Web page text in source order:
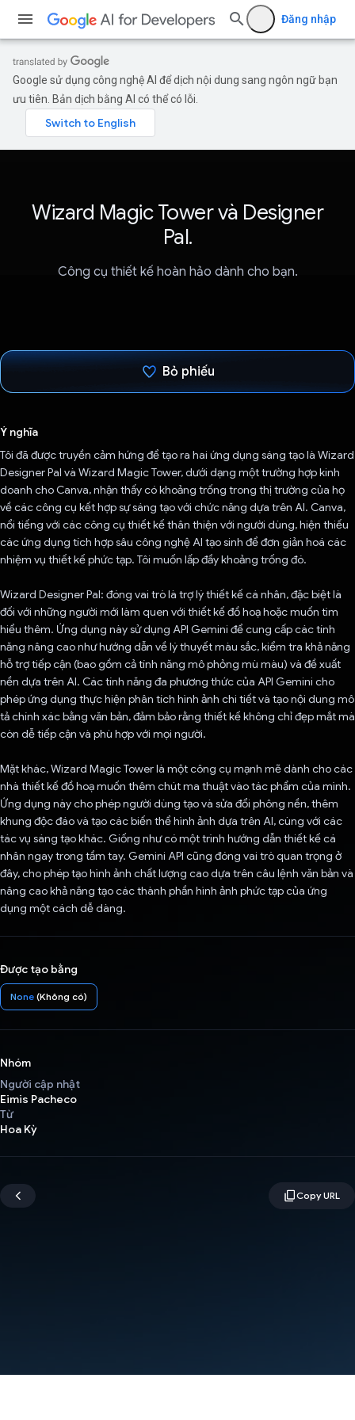
Đăng nhập
Google sử dụng công nghệ AI để dịch nội dung sang ngôn ngữ bạn
ưu tiên. Bản dịch bằng AI có thể có lỗi.
Wizard Magic Tower và Designer
Pal.
Công cụ thiết kế hoàn hảo dành cho bạn.
Bỏ phiếu
Ý nghĩa
Tôi đã được truyền cảm hứng để tạo ra hai ứng dụng sáng tạo là Wizard
Designer Pal và Wizard Magic Tower, dưới dạng một trường hợp kinh
doanh cho Canva, nhận thấy có khoảng trống trong thị trường của họ
về các công cụ kết hợp sự sáng tạo với chức năng dựa trên AI. Canva,
nổi tiếng với các công cụ thiết kế thân thiện với người dùng, hiện thiếu
các ứng dụng tích hợp sâu công nghệ AI tạo sinh để đơn giản hoá các
nhiệm vụ thiết kế phức tạp. Tôi muốn lấp đầy khoảng trống đó.
Wizard Designer Pal: đóng vai trò là trợ lý thiết kế cá nhân, đặc biệt là
đối với những người mới làm quen với thiết kế đồ hoạ hoặc muốn tìm
hiểu thêm. Ứng dụng này sử dụng API Gemini để cung cấp các tính
năng nâng cao như hướng dẫn về lý thuyết màu sắc, kiểm tra khả năng
hỗ trợ tiếp cận (bao gồm cả tính năng mô phỏng mù màu) và đề xuất
nền dựa trên AI. Các tính năng đa phương thức của API Gemini cho
phép ứng dụng thực hiện phân tích hình ảnh chi tiết và tạo nội dung mô
tả chính xác bằng văn bản, đảm bảo rằng thiết kế không chỉ đẹp mắt mà
còn dễ tiếp cận và phù hợp với mọi người.
Mặt khác, Wizard Magic Tower là một công cụ mạnh mẽ dành cho các
nhà thiết kế đồ hoạ muốn thêm chút ma thuật vào tác phẩm của mình.
Ứng dụng này cho phép người dùng tạo và sửa đổi phông nền, thêm
khung độc đáo và tạo các biến thể hình ảnh dựa trên AI, cùng với các
tác vụ sáng tạo khác. Giống như có một trình hướng dẫn thiết kế cá
nhân ngay trong tầm tay. Gemini API cũng đóng vai trò quan trọng ở
đây, cho phép tạo hình ảnh chất lượng cao dựa trên câu lệnh văn bản và
nâng cao khả năng tạo các thành phần hình ảnh phức tạp của ứng
dụng một cách dễ dàng.
Được tạo bằng
None (Không có)
Nhóm
Người cập nhật
Eimis Pacheco
Từ
Hoa Kỳ